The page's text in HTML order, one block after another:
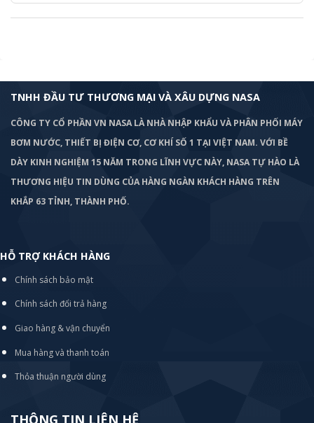
TNHH ĐẦU TƯ THƯƠNG MẠI VÀ XÂU DỰNG NASA
CÔNG TY CỔ PHẦN VN NASA LÀ NHÀ NHẬP KHẨU VÀ PHÂN PHỐI MÁY
BƠM NƯỚC, THIẾT BỊ ĐIỆN CƠ, CƠ KHÍ SỐ 1 TẠI VIỆT NAM. VỚI BỀ
DÀY KINH NGHIỆM 15 NĂM TRONG LĨNH VỰC NÀY, NASA TỰ HÀO LÀ
THƯƠNG HIỆU TIN DÙNG CỦA HÀNG NGÀN KHÁCH HÀNG TRÊN
KHẮP 63 TỈNH, THÀNH PHỐ.
HỖ TRỢ KHÁCH HÀNG
Chính sách bảo mật
Chính sách đổi trả hàng
Giao hàng & vận chuyển
Mua hàng và thanh toán
Thỏa thuận người dùng
THÔNG TIN LIÊN HỆ